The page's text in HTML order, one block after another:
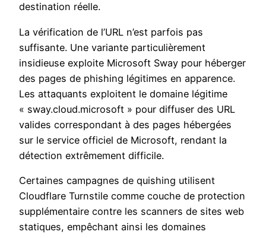
destination réelle.
La vérification de l’URL n’est parfois pas
suffisante. Une variante particulièrement
insidieuse exploite Microsoft Sway pour héberger
des pages de phishing légitimes en apparence.
Les attaquants exploitent le domaine légitime
« sway.cloud.microsoft » pour diffuser des URL
valides correspondant à des pages hébergées
sur le service officiel de Microsoft, rendant la
détection extrêmement difficile.
Certaines campagnes de quishing utilisent
Cloudflare Turnstile comme couche de protection
supplémentaire contre les scanners de sites web
statiques, empêchant ainsi les domaines